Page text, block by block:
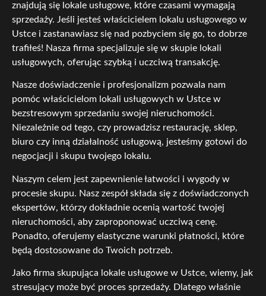
znajdują się lokale usługowe, które czasami wymagają
sprzedaży. Jeśli jesteś właścicielem lokalu usługowego w
Ustce i zastanawiasz się nad pozbyciem się go, to dobrze
trafiłeś! Nasza firma specjalizuje się w skupie lokali
usługowych, oferując szybką i uczciwą transakcję.
Nasze doświadczenie i profesjonalizm pozwala nam
pomóc właścicielom lokali usługowych w Ustce w
bezstresowym sprzedaniu swojej nieruchomości.
Niezależnie od tego, czy prowadzisz restaurację, sklep,
biuro czy inną działalność usługową, jesteśmy gotowi do
negocjacji i skupu twojego lokalu.
Naszym celem jest zapewnienie łatwości i wygody w
procesie skupu. Nasz zespół składa się z doświadczonych
ekspertów, którzy dokładnie ocenią wartość twojej
nieruchomości, aby zaproponować uczciwą cenę.
Ponadto, oferujemy elastyczne warunki płatności, które
będą dostosowane do Twoich potrzeb.
Jako firma skupująca lokale usługowe w Ustce, wiemy, jak
stresujący może być proces sprzedaży. Dlatego właśnie